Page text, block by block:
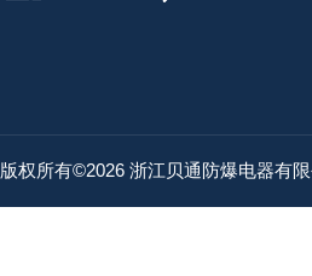
版权所有©2026 浙江贝通防爆电器有